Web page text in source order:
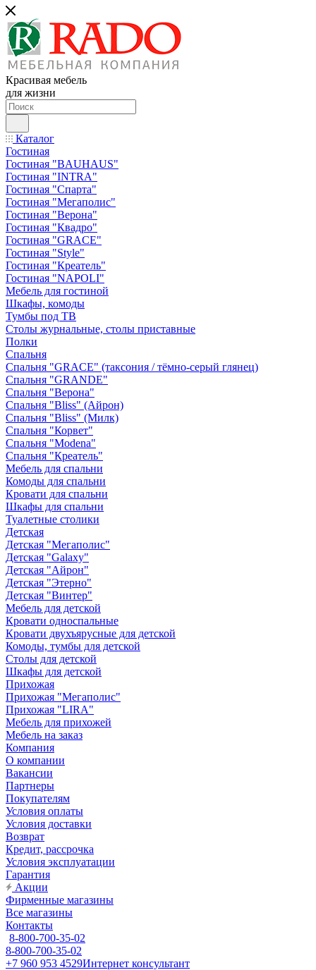
Красивая мебель
для жизни
Каталог
Гостиная
Гостиная "BAUHAUS"
Гостиная "INTRA"
Гостиная "Спарта"
Гостиная "Мегаполис"
Гостиная "Верона"
Гостиная "Квадро"
Гостиная "GRACE"
Гостиная "Style"
Гостиная "Креатель"
Гостиная "NAPOLI"
Мебель для гостиной
Шкафы, комоды
Тумбы под ТВ
Столы журнальные, столы приставные
Полки
Спальня
Спальня "GRACE" (таксония / тёмно-серый глянец)
Спальня "GRANDE"
Спальня "Верона"
Спальня "Bliss" (Айрон)
Спальня "Bliss" (Милк)
Спальня "Корвет"
Спальня "Modena"
Спальня "Креатель"
Мебель для спальни
Комоды для спальни
Кровати для спальни
Шкафы для спальни
Туалетные столики
Детская
Детская "Мегаполис"
Детская "Galaxy"
Детская "Айрон"
Детская "Этерно"
Детская "Винтер"
Мебель для детской
Кровати односпальные
Кровати двухъярусные для детской
Комоды, тумбы для детской
Столы для детской
Шкафы для детской
Прихожая
Прихожая "Мегаполис"
Прихожая "LIRA"
Мебель для прихожей
Мебель на заказ
Компания
О компании
Вакансии
Партнеры
Покупателям
Условия оплаты
Условия доставки
Возврат
Кредит, рассрочка
Условия эксплуатации
Гарантия
Акции
Фирменные магазины
Все магазины
Контакты
8-800-700-35-02
8-800-700-35-02
+7 960 953 4529Интернет консультант